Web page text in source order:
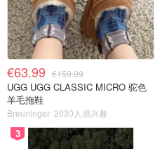
€63.99 €159.99
UGG UGG CLASSIC MICRO 驼色
羊毛拖鞋
Breuninger 2030人感兴趣
3